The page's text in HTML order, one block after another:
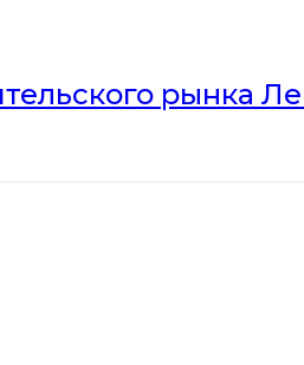
рынка